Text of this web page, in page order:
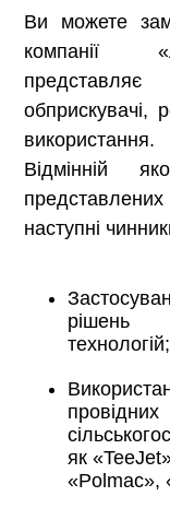
Ви можете
компанії
обприскувачі,
використання.
Відмінній
наступні
рішень
технологій;
як
«Polmac»,